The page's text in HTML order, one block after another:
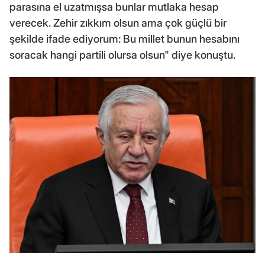
parasına el uzatmışsa bunlar mutlaka hesap
verecek. Zehir zıkkım olsun ama çok güçlü bir
şekilde ifade ediyorum: Bu millet bunun hesabını
soracak hangi partili olursa olsun" diye konuştu.